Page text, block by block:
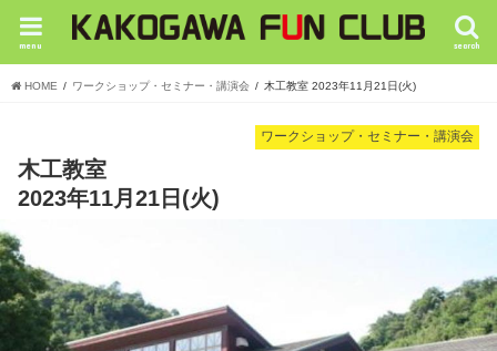
search
menu
HOME ワークショップ・セミナー・講演会 木工教室 2023年11月21日(火)
ワークショップ・セミナー・講演会
木工教室
2023年11月21日(火)